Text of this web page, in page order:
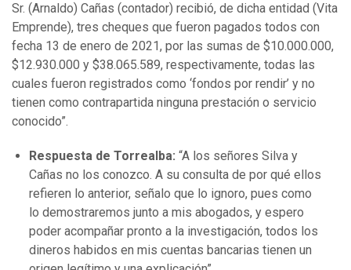
Sr. (Arnaldo) Cañas (contador) recibió, de dicha entidad (Vita
Emprende), tres cheques que fueron pagados todos con
fecha 13 de enero de 2021, por las sumas de $10.000.000,
$12.930.000 y $38.065.589, respectivamente, todas las
cuales fueron registrados como ‘fondos por rendir’ y no
tienen como contrapartida ninguna prestación o servicio
conocido”.
Respuesta de Torrealba: “A los señores Silva y
Cañas no los conozco. A su consulta de por qué ellos
refieren lo anterior, señalo que lo ignoro, pues como
lo demostraremos junto a mis abogados, y espero
poder acompañar pronto a la investigación, todos los
dineros habidos en mis cuentas bancarias tienen un